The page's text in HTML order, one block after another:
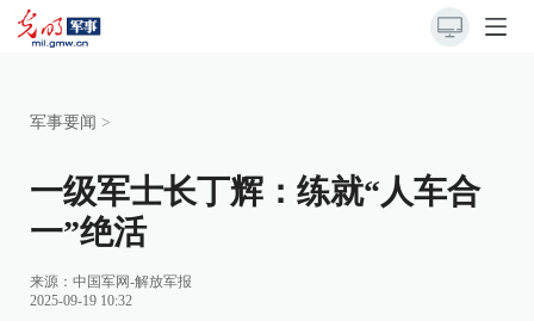
军事要闻 >
一级军士长丁辉：练就“人车合
一”绝活
来源： 中国军网-解放军报
2025-09-19 10:32